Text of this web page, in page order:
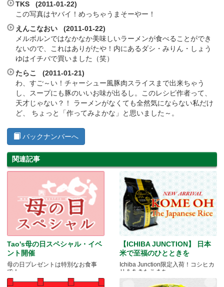
TKS (2011-01-22)
この写真はヤバイ！めっちゃうまそーやー！
えんこなおい (2011-01-22)
メルボルンではなかなか美味しいラーメンが食べることができ
ないので、これはありがたや！内にあるダシ・みりん・しょう
ゆはイチバで買いました（笑）
たらこ (2011-01-21)
わ、すご～い！チャーシュー風豚肉スライスまで出来ちゃう
し、スープにも豚のいいお味が出るし。このレシピ作者って、
天才じゃない？！ ラーメンがなくても全然気にならない私だけ
ど、 ちょっと「作ってみよかな」と思いました～。
バックナンバーへ
関連記事
Tao's母の日スペシャル・イベ
ント開催
母の日プレゼントは特別なお食事
で！
【ICHIBA JUNCTION】 日本
米で至福のひとときを
Ichiba Junction限定入荷！コシヒカ
リ＆あきたこまち